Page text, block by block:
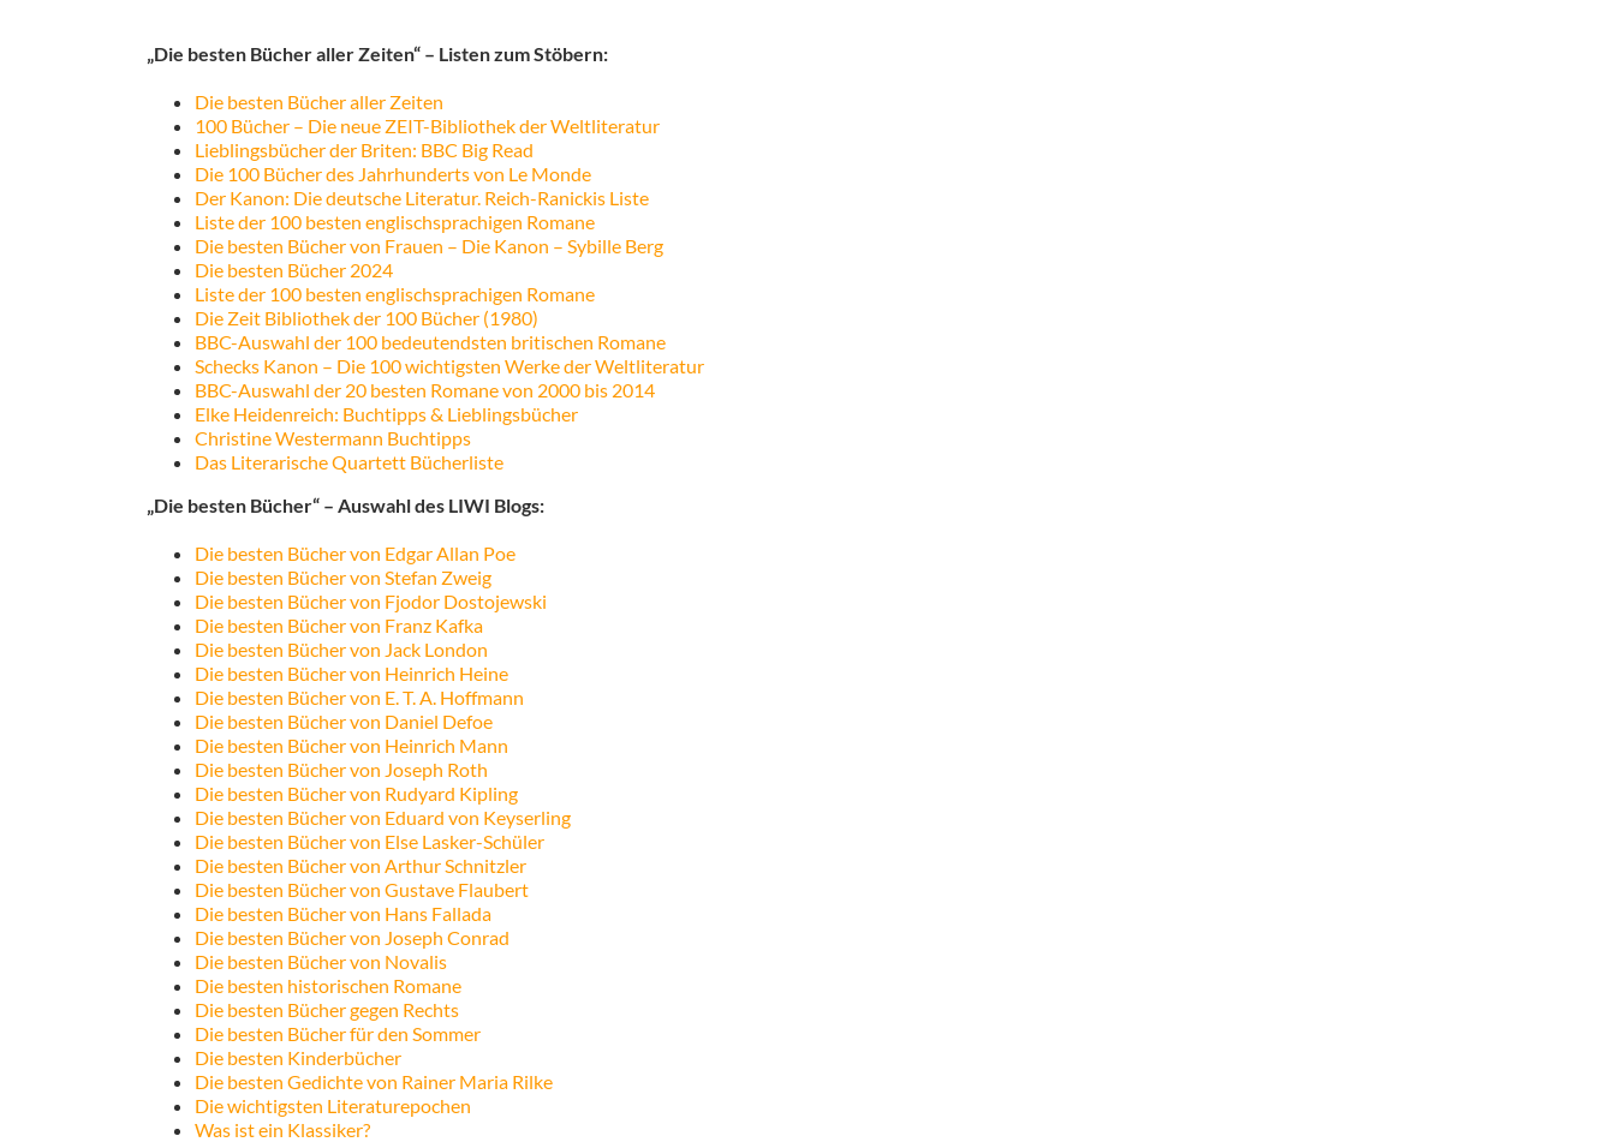
„Die besten Bücher aller Zeiten“ – Listen zum Stöbern:
Die besten Bücher aller Zeiten
100 Bücher – Die neue ZEIT-Bibliothek der Weltliteratur
Lieblingsbücher der Briten: BBC Big Read
Die 100 Bücher des Jahrhunderts von Le Monde
Der Kanon: Die deutsche Literatur. Reich-Ranickis Liste
Liste der 100 besten englischsprachigen Romane
Die besten Bücher von Frauen – Die Kanon – Sybille Berg
Die besten Bücher 2024
Liste der 100 besten englischsprachigen Romane
Die Zeit Bibliothek der 100 Bücher (1980)
BBC-Auswahl der 100 bedeutendsten britischen Romane
Schecks Kanon – Die 100 wichtigsten Werke der Weltliteratur
BBC-Auswahl der 20 besten Romane von 2000 bis 2014
Elke Heidenreich: Buchtipps & Lieblingsbücher
Christine Westermann Buchtipps
Das Literarische Quartett Bücherliste
„Die besten Bücher“ – Auswahl des LIWI Blogs:
Die besten Bücher von Edgar Allan Poe
Die besten Bücher von Stefan Zweig
Die besten Bücher von Fjodor Dostojewski
Die besten Bücher von Franz Kafka
Die besten Bücher von Jack London
Die besten Bücher von Heinrich Heine
Die besten Bücher von E. T. A. Hoffmann
Die besten Bücher von Daniel Defoe
Die besten Bücher von Heinrich Mann
Die besten Bücher von Joseph Roth
Die besten Bücher von Rudyard Kipling
Die besten Bücher von Eduard von Keyserling
Die besten Bücher von Else Lasker-Schüler
Die besten Bücher von Arthur Schnitzler
Die besten Bücher von Gustave Flaubert
Die besten Bücher von Hans Fallada
Die besten Bücher von Joseph Conrad
Die besten Bücher von Novalis
Die besten historischen Romane
Die besten Bücher gegen Rechts
Die besten Bücher für den Sommer
Die besten Kinderbücher
Die besten Gedichte von Rainer Maria Rilke
Die wichtigsten Literaturepochen
Was ist ein Klassiker?